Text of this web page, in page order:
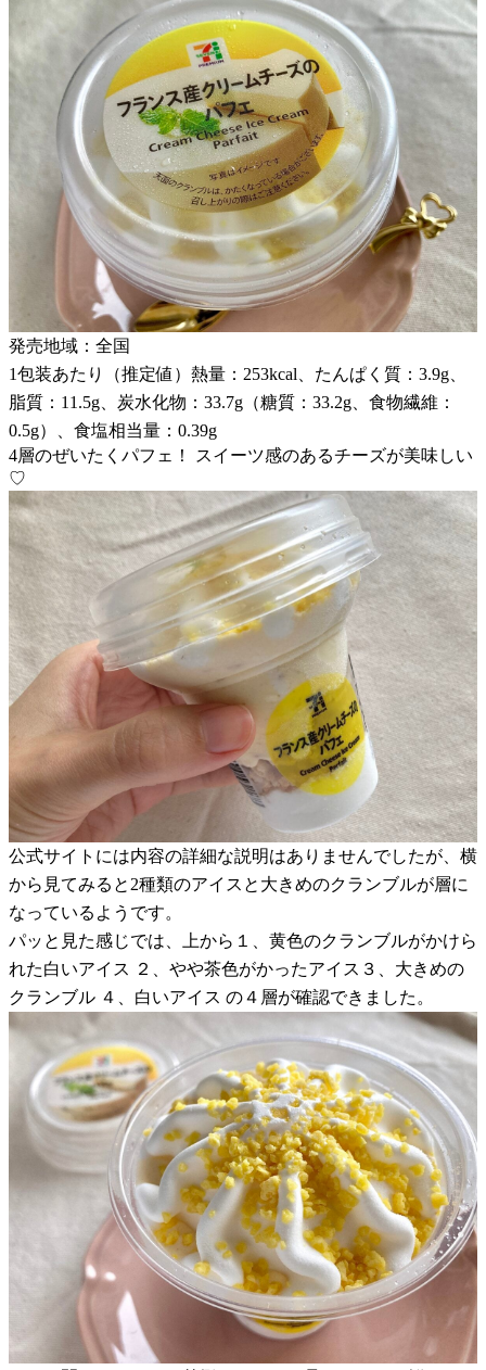
発売地域：全国
1包装あたり（推定値）熱量：253kcal、たんぱく質：3.9g、
脂質：11.5g、炭水化物：33.7g（糖質：33.2g、食物繊維：
0.5g）、食塩相当量：0.39g
4層のぜいたくパフェ！ スイーツ感のあるチーズが美味しい
♡
公式サイトには内容の詳細な説明はありませんでしたが、横
から見てみると2種類のアイスと大きめのクランブルが層に
なっているようです。
パッと見た感じでは、上から１、黄色のクランブルがかけら
れた白いアイス ２、やや茶色がかったアイス３、大きめの
クランブル ４、白いアイス の４層が確認できました。